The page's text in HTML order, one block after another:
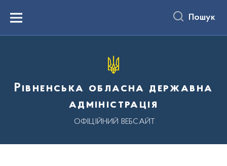
вмістуMenu Пошук
Рівненська обласна державна
адміністрація
ОФІЦІЙНИЙ ВЕБСАЙТ